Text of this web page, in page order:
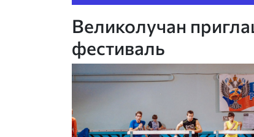
Великолучан
фестиваль